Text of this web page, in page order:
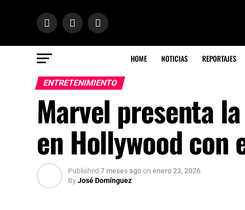
HOME NOTICIAS REPORTAJES
ENTRETENIMIENTO
Marvel presenta
en Hollywood
Published 7 meses agoon enero 23, 2026
ByJosé Domínguez